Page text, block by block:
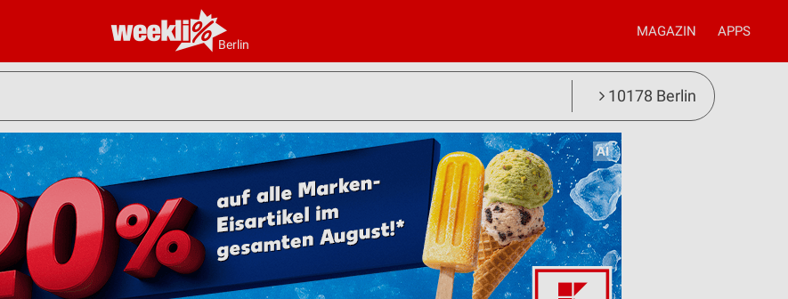
Berlin
MAGAZIN APPS
10178 Berlin